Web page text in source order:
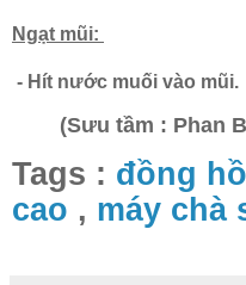
Ngạt mũi:
- Hít nước muối vào mũi.
(Sưu tầm : Phan
Tags : đồng
cao , máy chà